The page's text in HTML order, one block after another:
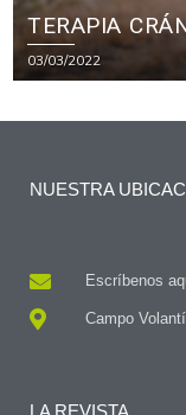
TERAPIA
03/03/2022
NUESTRA
Escríbenos
Campo